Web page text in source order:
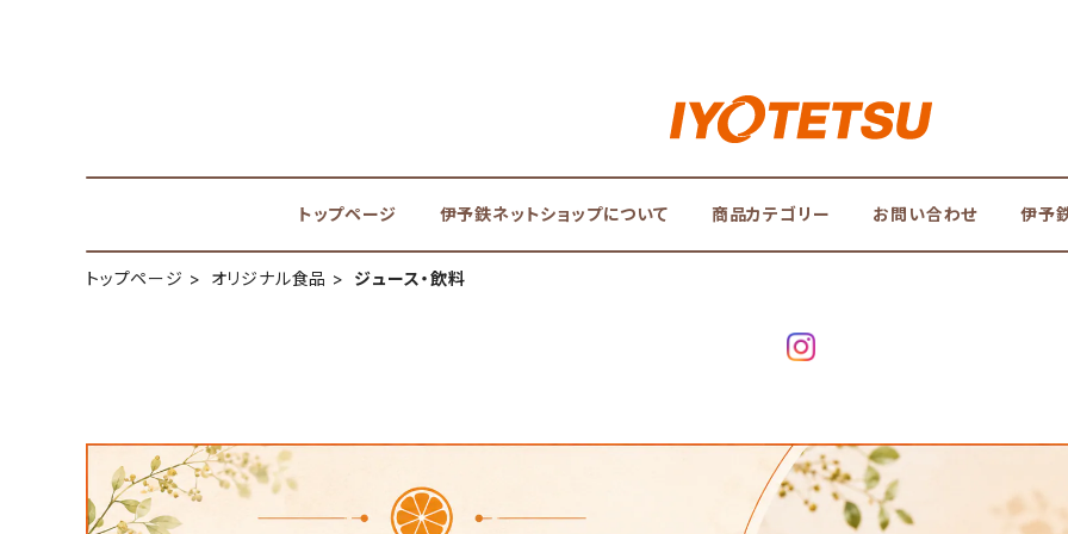
トップページ 伊予鉄ネットショップについて 商品カテゴリー お問い合わせ 伊予
トップページ オリジナル食品 ジュース・飲料